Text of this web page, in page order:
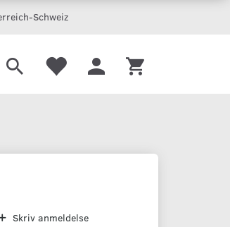
Schweiz
Skriv anmeldelse